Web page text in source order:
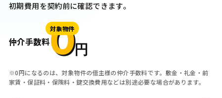
初期費用を契約前に確認できます。
仲介手数料0円
対象物件
※0円になるのは、対象物件の借主様の仲介手数料です。敷金・礼金・前
家賃・保証料・保険料・鍵交換費用などは別途必要な場合があります。